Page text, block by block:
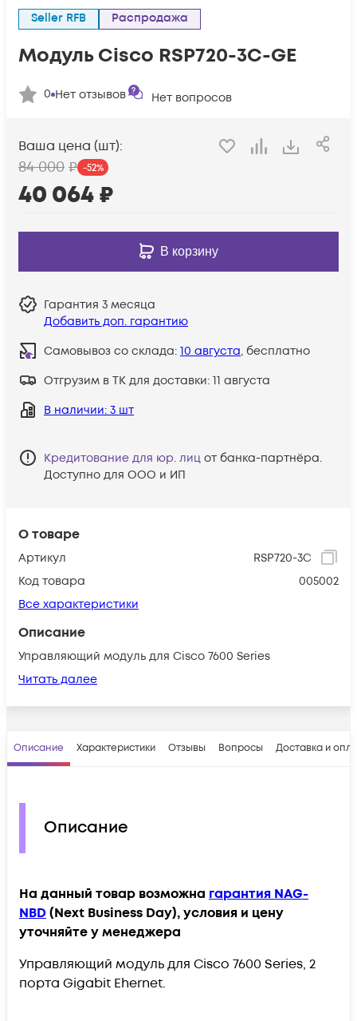
О товаре
Артикул
RSP720-3C
Код товара
005002
Все характеристики
Описание
Управляющий модуль для Cisco 7600 Series
Читать далее
Seller RFB Распродажа
Модуль Cisco RSP720-3C-GE
0 Нет отзывов Нет вопросов
Ваша цена (шт):
84 000 ₽ -52%
40 064₽
В корзину
Гарантия 3 месяца
Добавить доп. гарантию
Самовывоз со склада: 10 августа, бесплатно
Отгрузим в ТК для доставки: 11 августа
В наличии: 3 шт
Кредитование для юр. лиц от банка-партнёра.
Доступно для ООО и ИП
Описание Характеристики Отзывы Вопросы Доставка и
Описание
На данный товар возможна гарантия NAG-
NBD(Next Business Day), условия и цену
уточняйте у менеджера
Управляющий модуль для Cisco 7600 Series, 2
порта Gigabit Ehernet.